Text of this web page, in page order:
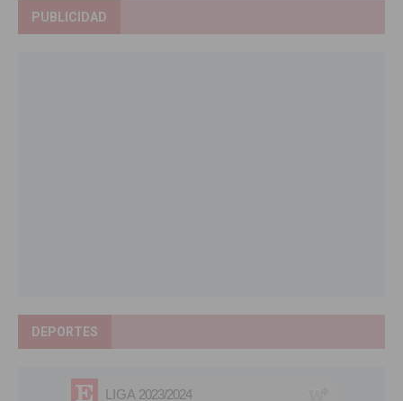
PUBLICIDAD
DEPORTES